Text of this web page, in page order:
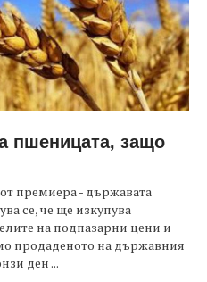
пшеницата, защо
премиера - държавата
се, че ще изкупува
на подпазарни цени и
продаденото на държавния
ден ...